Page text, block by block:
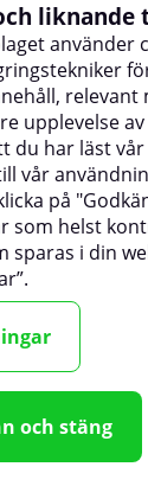
Vi
liknande
använder
upplevelse
du har läst
vår
på
som helst
sparas i din
och stäng